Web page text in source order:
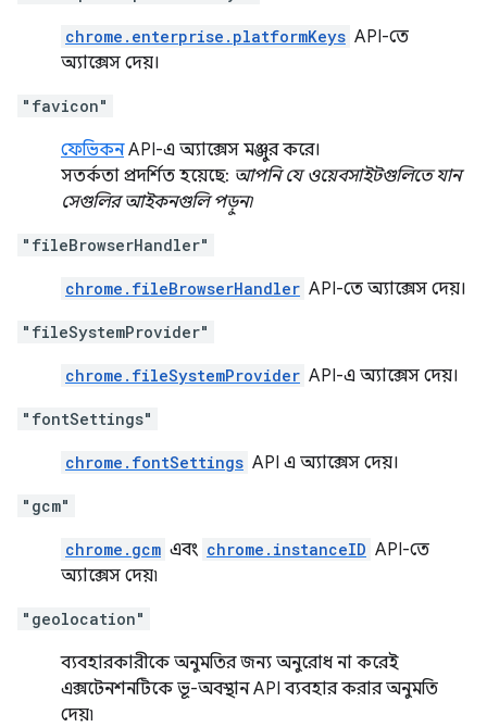
chrome.enterprise.platformKeys API-তে
অ্যাক্সেস দেয়।
"favicon"
ফেভিকনAPI-এ অ্যাক্সেস মঞ্জুর করে।
সতর্কতা প্রদর্শিত হয়েছে: আপনি যে ওয়েবসাইটগুলিতে যান
সেগুলির আইকনগুলি পড়ুন৷
"fileBrowserHandler"
chrome.fileBrowserHandler API-তে অ্যাক্সেস দেয়।
"fileSystemProvider"
chrome.fileSystemProvider API-এ অ্যাক্সেস দেয়।
"fontSettings"
chrome.fontSettings API এ অ্যাক্সেস দেয়।
"gcm"
chrome.gcm এবং chrome.instanceID API-তে
অ্যাক্সেস দেয়৷
"geolocation"
ব্যবহারকারীকে অনুমতির জন্য অনুরোধ না করেই
এক্সটেনশনটিকে ভূ-অবস্থান API ব্যবহার করার অনুমতি
দেয়৷